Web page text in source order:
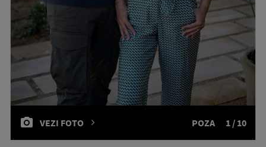
VEZI FOTO POZA 1 / 10